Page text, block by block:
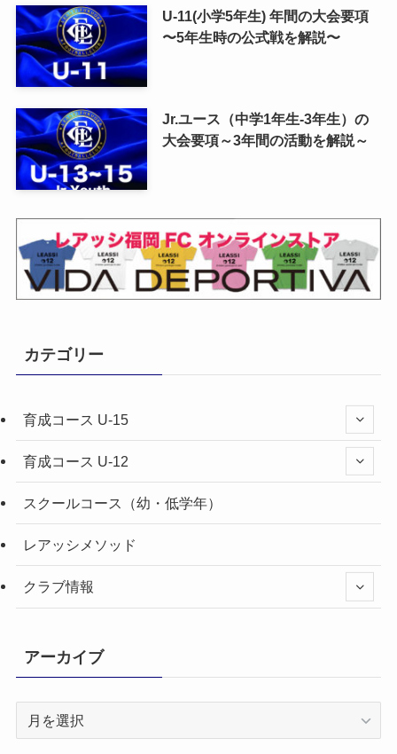
U-11(小学5年生) 年間の大会要項
〜5年生時の公式戦を解説〜
Jr.ユース（中学1年生-3年生）の
大会要項～3年間の活動を解説～
カテゴリー
育成コース U-15
育成コース U-12
スクールコース（幼・低学年）
レアッシメソッド
クラブ情報
アーカイブ